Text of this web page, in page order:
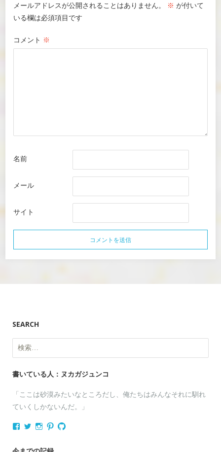
メールアドレスが公開されることはありません。 ※ が付いて
いる欄は必須項目です
コメント ※
名前
メール
サイト
SEARCH
検
索:
書いている人：ヌカガジュンコ
「ここは砂漠みたいなところだし、俺たちはみんなそれに馴れ
ていくしかないんだ。」
nukagajunko
の
nukaga
の
nukaga
の
nukaganukaga